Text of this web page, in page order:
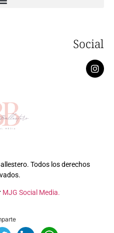
Social
Todos los derechos
MJG Social Media.